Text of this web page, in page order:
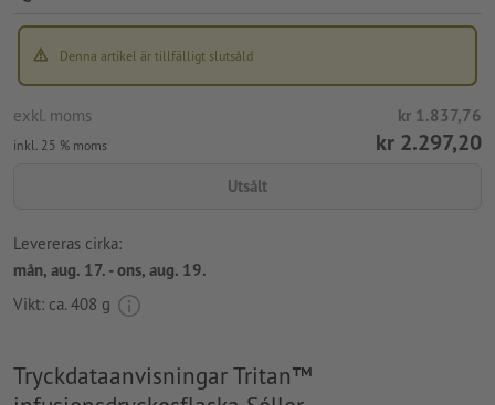
Denna artikel är tillfälligt slutsåld
exkl. moms kr 1.837,76
inkl. 25 % moms kr 2.297,20
Utsålt
Levereras cirka:
mån, aug. 17. - ons, aug. 19.
Vikt: ca. 408 g
Tryckdataanvisningar Tritan™